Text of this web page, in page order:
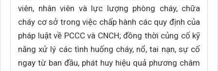
viên, nhân viên và lực lượng phòng cháy, chữa
cháy cơ sở trong việc chấp hành các quy định của
pháp luật về PCCC và CNCH; đồng thời củng cố kỹ
năng xử lý các tình huống cháy, nổ, tai nạn, sự cố
ngay từ ban đầu, phát huy hiệu quả phương châm